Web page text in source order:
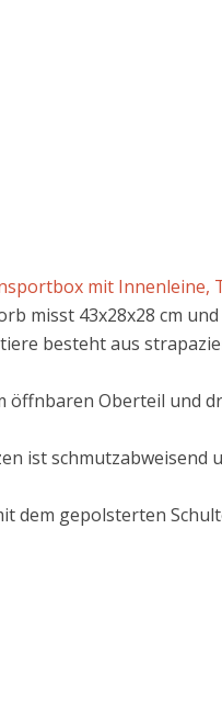
mit Innenleine,
misst 43x28x28 cm
besteht aus
öffnbaren Oberteil und
ist schmutzabweisend
dem gepolsterten